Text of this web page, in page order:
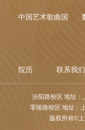
中国艺术歌曲国际声乐比赛
院历 联系我们
汾阳路校区 地址
零陵路校区 地址：
版权所有©